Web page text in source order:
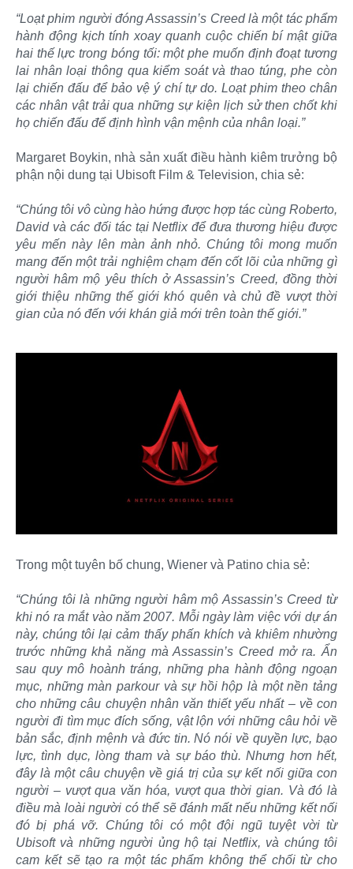
“Loạt phim người đóng Assassin’s Creed là một tác phẩm
hành động kịch tính xoay quanh cuộc chiến bí mật giữa
hai thế lực trong bóng tối: một phe muốn định đoạt tương
lai nhân loại thông qua kiểm soát và thao túng, phe còn
lại chiến đấu để bảo vệ ý chí tự do. Loạt phim theo chân
các nhân vật trải qua những sự kiện lịch sử then chốt khi
họ chiến đấu để định hình vận mệnh của nhân loại.”
Margaret Boykin, nhà sản xuất điều hành kiêm trưởng bộ
phận nội dung tại Ubisoft Film & Television, chia sẻ:
“Chúng tôi vô cùng hào hứng được hợp tác cùng Roberto,
David và các đối tác tại Netflix để đưa thương hiệu được
yêu mến này lên màn ảnh nhỏ. Chúng tôi mong muốn
mang đến một trải nghiệm chạm đến cốt lõi của những gì
người hâm mộ yêu thích ở Assassin’s Creed, đồng thời
giới thiệu những thế giới khó quên và chủ đề vượt thời
gian của nó đến với khán giả mới trên toàn thế giới.”
Trong một tuyên bố chung, Wiener và Patino chia sẻ:
“Chúng tôi là những người hâm mộ Assassin’s Creed từ
khi nó ra mắt vào năm 2007. Mỗi ngày làm việc với dự án
này, chúng tôi lại cảm thấy phấn khích và khiêm nhường
trước những khả năng mà Assassin’s Creed mở ra. Ẩn
sau quy mô hoành tráng, những pha hành động ngoạn
mục, những màn parkour và sự hồi hộp là một nền tảng
cho những câu chuyện nhân văn thiết yếu nhất – về con
người đi tìm mục đích sống, vật lộn với những câu hỏi về
bản sắc, định mệnh và đức tin. Nó nói về quyền lực, bạo
lực, tình dục, lòng tham và sự báo thù. Nhưng hơn hết,
đây là một câu chuyện về giá trị của sự kết nối giữa con
người – vượt qua văn hóa, vượt qua thời gian. Và đó là
điều mà loài người có thể sẽ đánh mất nếu những kết nối
đó bị phá vỡ. Chúng tôi có một đội ngũ tuyệt vời từ
Ubisoft và những người ủng hộ tại Netflix, và chúng tôi
cam kết sẽ tạo ra một tác phẩm không thể chối từ cho